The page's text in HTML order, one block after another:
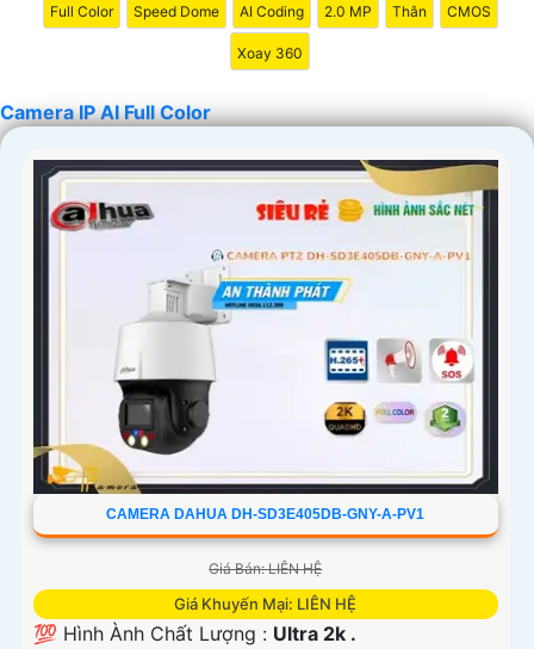
'
Full Color Speed Dome AI Coding 2.0 MP Thân CMOS
Xoay 360
Camera IP AI Full Color
CAMERA DAHUA DH-SD3E405DB-GNY-A-PV1
Giá Bán: LIÊN HỆ
Giá Khuyến Mại: LIÊN HỆ
💯 Hình Ành Chất Lượng : Ultra 2k .